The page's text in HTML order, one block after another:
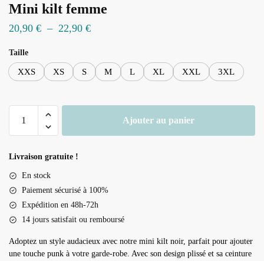
Mini kilt femme
20,90 € – 22,90 €Plage
prix :
20,90 €
22,90 €
Taille
XXS XS S M L XL XXL 3XL
kilt
Ajouter au panier
Livraison gratuite !
En stock
Paiement sécurisé à 100%
Expédition en 48h-72h
14 jours satisfait ou remboursé
Adoptez un style audacieux avec notre mini kilt noir, parfait pour ajouter
une touche punk à votre garde-robe. Avec son design plissé et sa ceinture